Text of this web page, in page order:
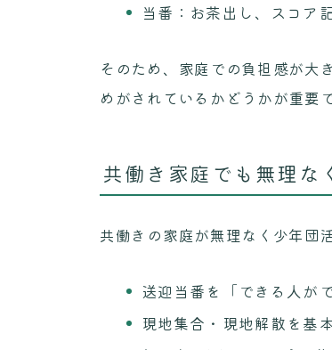
当番：お茶出し、スコア
そのため、家庭での負担感が大
めがされているかどうかが重要で
共働き家庭でも無理な
共働きの家庭が無理なく少年団
送迎当番を「できる人が
現地集合・現地解散を基